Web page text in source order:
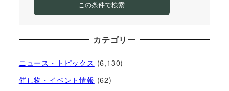
この条件で検索
カテゴリー
ニュース・トピックス (6,130)
催し物・イベント情報 (62)